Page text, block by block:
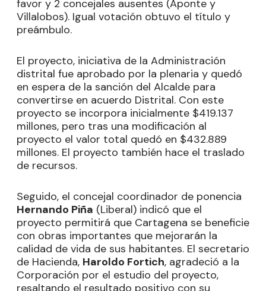
favor y 2 concejales ausentes (Aponte y
Villalobos). Igual votación obtuvo el título y
preámbulo.
El proyecto, iniciativa de la Administración
distrital fue aprobado por la plenaria y quedó
en espera de la sanción del Alcalde para
convertirse en acuerdo Distrital. Con este
proyecto se incorpora inicialmente $419.137
millones, pero tras una modificación al
proyecto el valor total quedó en $432.889
millones. El proyecto también hace el traslado
de recursos.
Seguido, el concejal coordinador de ponencia
Hernando Piña (Liberal) indicó que el
proyecto permitirá que Cartagena se beneficie
con obras importantes que mejorarán la
calidad de vida de sus habitantes. El secretario
de Hacienda, Haroldo Fortich, agradeció a la
Corporación por el estudio del proyecto,
resaltando el resultado positivo con su